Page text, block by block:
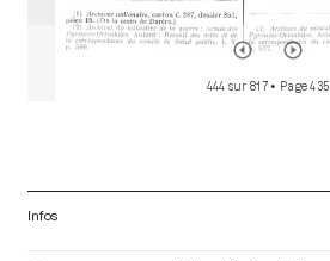
444 sur 817 • Page 435
Infos